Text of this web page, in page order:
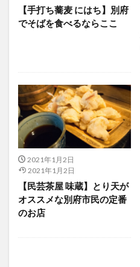
【手打ち蕎麦 にはち】別府
でそばを食べるならここ
2021年1月2日
2021年1月2日
【民芸茶屋 味蔵】とり天が
オススメな別府市民の定番
のお店